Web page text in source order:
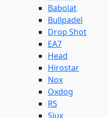
Babolat
Bullpadel
Drop Shot
EA7
Head
Hirostar
Nox
Oxdog
RS
Siux